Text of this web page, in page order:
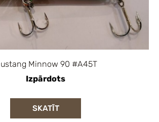
Minnow 90 #A45T
Izpārdots
SKATĪT